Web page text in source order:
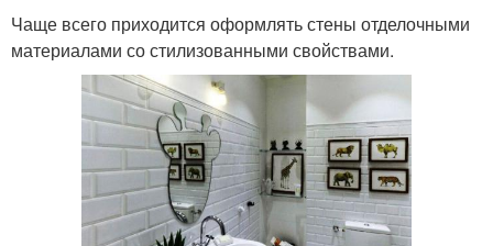
Чаще всего приходится оформлять стены отделочными
материалами со стилизованными свойствами.